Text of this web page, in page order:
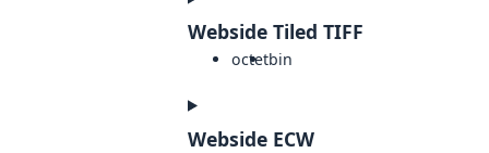
Webside Tiled TIFF
octetbin
Webside ECW